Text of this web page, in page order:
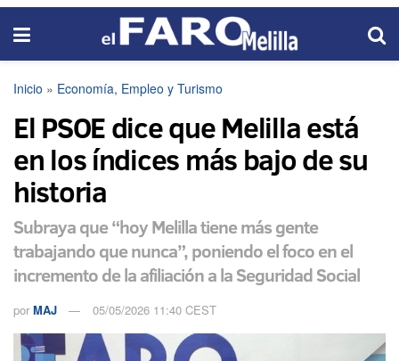
Inicio » Economía, Empleo y Turismo
El PSOE dice que Melilla está
en los índices más bajo de su
historia
Subraya que “hoy Melilla tiene más gente
trabajando que nunca”, poniendo el foco en el
incremento de la afiliación a la Seguridad Social
por MAJ 05/05/2026 11:40 CEST